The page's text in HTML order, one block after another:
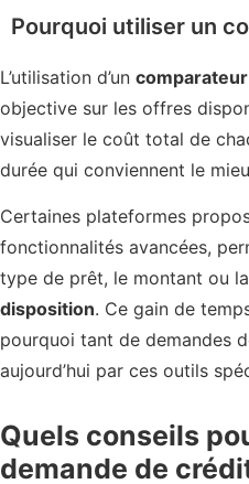
Pourquoi utiliser un
L’utilisation d’un
objective sur les offres
visualiser le coût total de
durée qui conviennent le
Certaines plateformes
fonctionnalités avancées,
type de prêt, le montant ou la
disposition. Ce gain de
pourquoi tant de demandes
aujourd’hui par ces outils
Quels conseils
demande de